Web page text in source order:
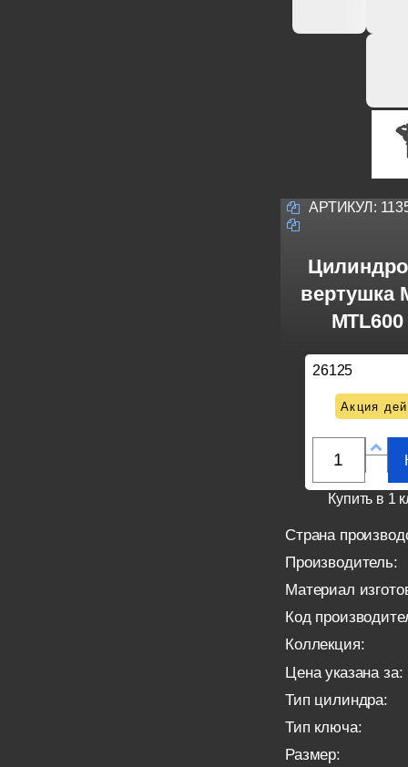
АРТИКУЛ:
вертушка
26125
Акция
Купить в 1
Страна
Производитель:
Материал
Код
Коллекция:
Цена указана за:
Тип цилиндра:
Тип ключа:
Размер: